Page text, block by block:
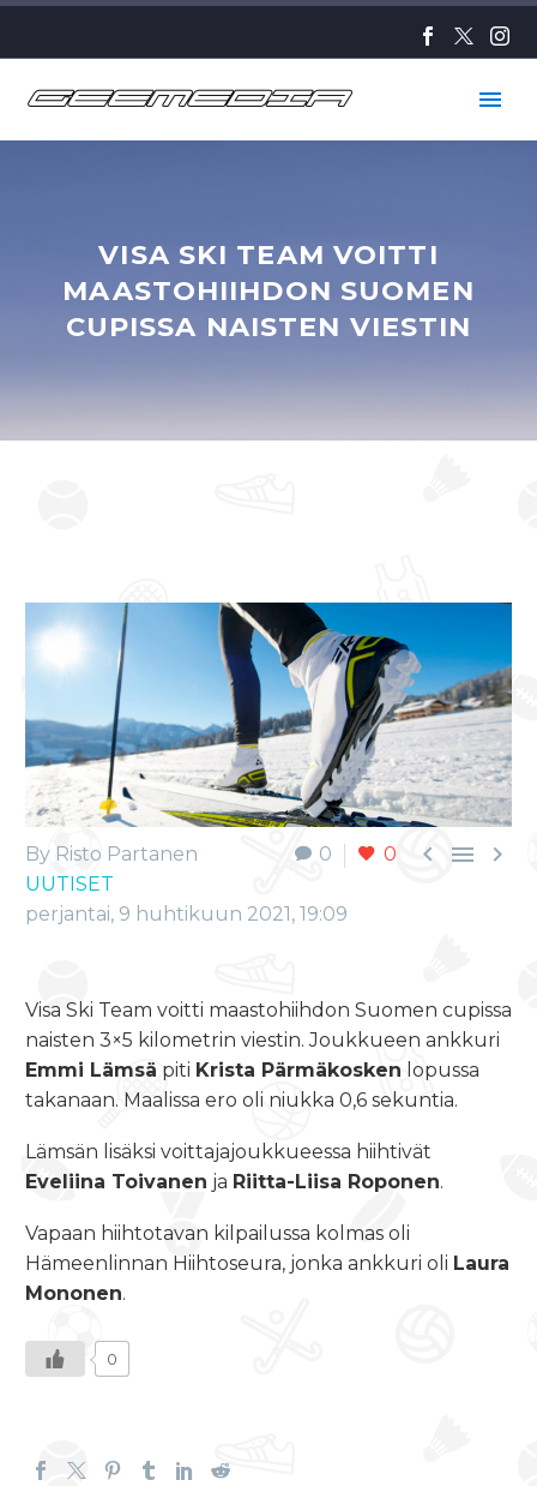
VISA SKI TEAM VOITTI
MAASTOHIIHDON SUOMEN
CUPISSA NAISTEN VIESTIN
0 0   
By Risto Partanen
UUTISET
perjantai, 9 huhtikuun 2021, 19:09
Visa Ski Team voitti maastohiihdon Suomen cupissa
naisten 3×5 kilometrin viestin. Joukkueen ankkuri
Emmi Lämsä piti Krista Pärmäkosken lopussa
takanaan. Maalissa ero oli niukka 0,6 sekuntia.
Lämsän lisäksi voittajajoukkueessa hiihtivät
Eveliina Toivanen ja Riitta-Liisa Roponen.
Vapaan hiihtotavan kilpailussa kolmas oli
Hämeenlinnan Hiihtoseura, jonka ankkuri oli Laura
Mononen.
0